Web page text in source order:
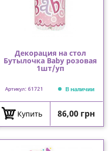
Декорация на стол
Бутылочка Baby розовая
1шт/уп
Артикул: 61721 В наличии
Купить Цена
86,00 грн